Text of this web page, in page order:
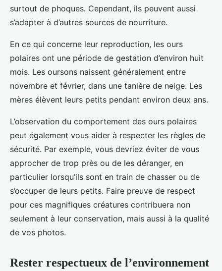
surtout de phoques. Cependant, ils peuvent aussi
s’adapter à d’autres sources de nourriture.
En ce qui concerne leur reproduction, les ours
polaires ont une période de gestation d’environ huit
mois. Les oursons naissent généralement entre
novembre et février, dans une tanière de neige. Les
mères élèvent leurs petits pendant environ deux ans.
L’observation du comportement des ours polaires
peut également vous aider à respecter les règles de
sécurité. Par exemple, vous devriez éviter de vous
approcher de trop près ou de les déranger, en
particulier lorsqu’ils sont en train de chasser ou de
s’occuper de leurs petits. Faire preuve de respect
pour ces magnifiques créatures contribuera non
seulement à leur conservation, mais aussi à la qualité
de vos photos.
Rester respectueux de l’environnement